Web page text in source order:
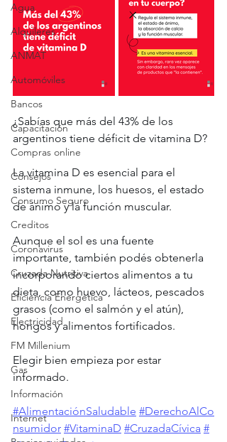
Agua
Alquileres
ANMAT
Automóviles
Bancos
Capacitación
Compras online
Consejos
Consumo Seguro
Creditos
Coronavirus
Cruzada Nutritiva
Eficiencia Energética
Electricidad
FM Millenium
Gas
Información
Internet
¿Sabías que más del 43% de los
argentinos tiene déficit de vitamina D?
La vitamina D es esencial para el
sistema inmune, los huesos, el estado
de ánimo y la función muscular.
Aunque el sol es una fuente
importante, también podés obtenerla
incorporando ciertos alimentos a tu
dieta, como huevo, lácteos, pescados
grasos (como el salmón y el atún),
hongos y alimentos fortificados.
Elegir bien empieza por estar
informado.
#AlimentaciónSaludable #DerechoAlCo
nsumidor #VitaminaD #CruzadaCívica #